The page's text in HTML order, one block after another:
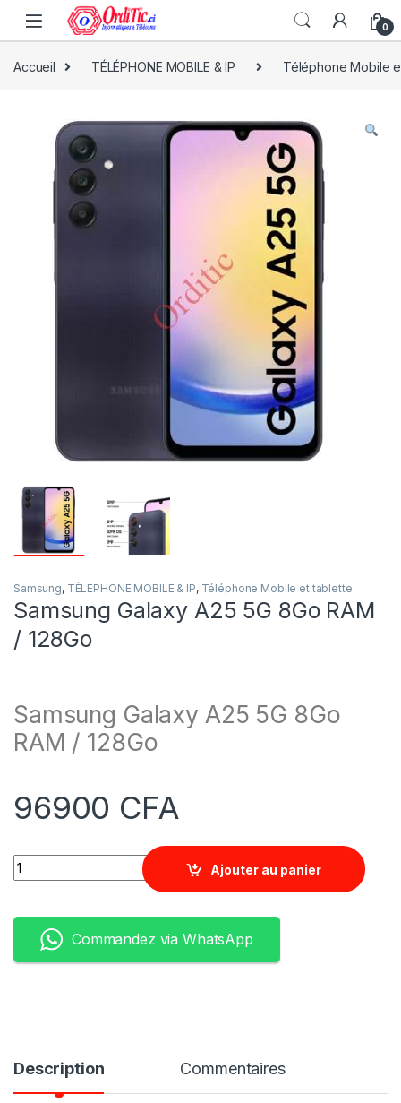
0
Accueil TÉLÉPHONE MOBILE & IP Téléphone Mobile
Samsung, TÉLÉPHONE MOBILE & IP, Téléphone Mobile et tablette
Samsung Galaxy A25 5G 8Go RAM
/ 128Go
Samsung Galaxy A25 5G 8Go
RAM / 128Go
96900 CFA
Quantity
Ajouter au panier
Commandez via WhatsApp
Description Commentaires